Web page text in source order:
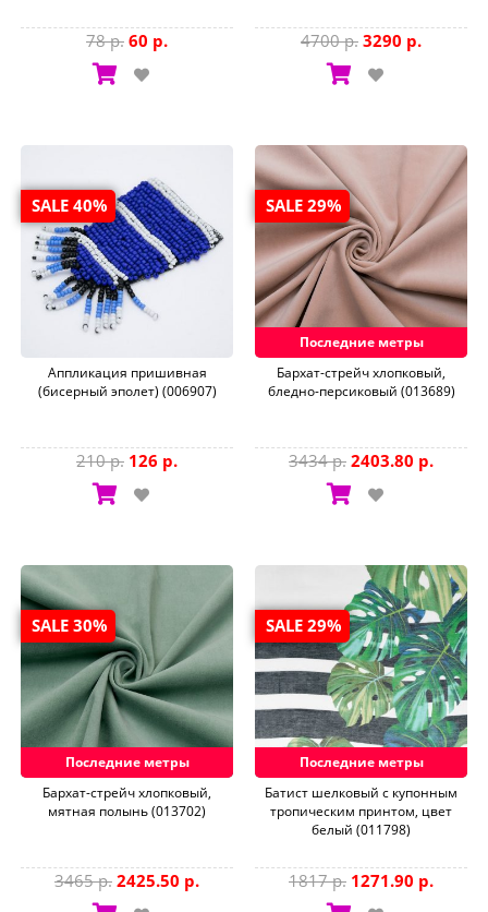
78 р. 60 р. 4700 р. 3290 р.
SALE 40%
Аппликация пришивная
(бисерный эполет) (006907)
210 р. 126 р.
SALE 29%
Последние метры
Бархат-стрейч хлопковый,
бледно-персиковый (013689)
3434 р. 2403.80 р.
SALE 30%
Последние метры
Бархат-стрейч хлопковый,
мятная полынь (013702)
3465 р. 2425.50 р.
SALE 29%
Последние метры
Батист шелковый с купонным
тропическим принтом, цвет
белый (011798)
1817 р. 1271.90 р.